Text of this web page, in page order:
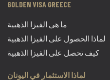
GOLDEN VISA GREECE
ما هي الفيزا الذهبية
لماذا الحصول على الفيزا الذهبية
كيف تحصل على الفيزا الذهبية
لماذا الاستثمار في اليونان